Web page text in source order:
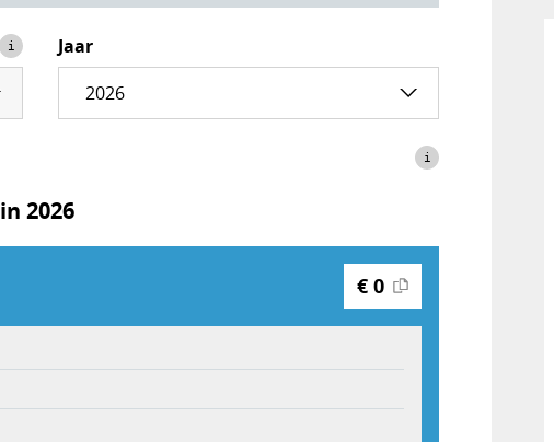
i Jaar
i
2026
€ 0